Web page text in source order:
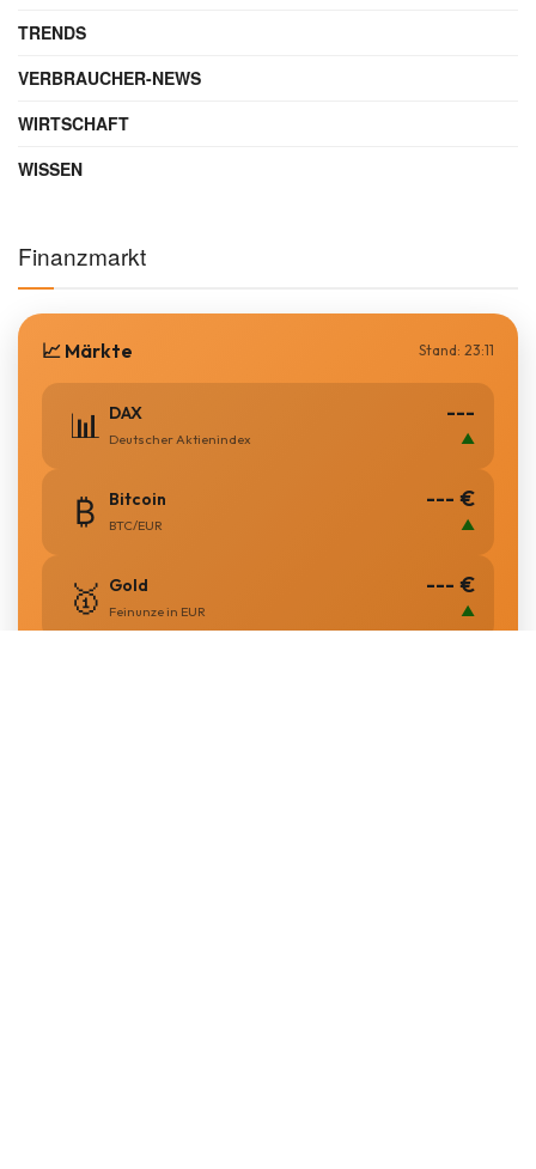
TRENDS
VERBRAUCHER-NEWS
WIRTSCHAFT
WISSEN
Finanzmarkt
📈 Märkte Stand: 23:11
📊 DAX
Deutscher Aktienindex
---
▲
₿ Bitcoin
BTC/EUR
--- €
▲
🥇 Gold
Feinunze in EUR
--- €
▲